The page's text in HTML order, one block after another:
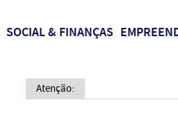
SOCIAL & FINANÇAS
Atenção: